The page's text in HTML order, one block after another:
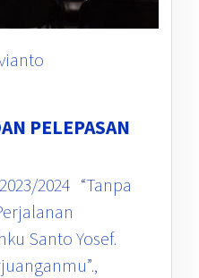
PELEPASAN
2024 “Tanpa
Santo Yosef.